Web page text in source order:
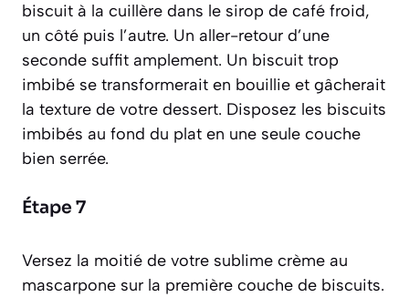
biscuit à la cuillère dans le sirop de café froid,
un côté puis l’autre. Un aller-retour d’une
seconde suffit amplement. Un biscuit trop
imbibé se transformerait en bouillie et gâcherait
la texture de votre dessert. Disposez les biscuits
imbibés au fond du plat en une seule couche
bien serrée.
Étape 7
Versez la moitié de votre sublime crème au
mascarpone sur la première couche de biscuits.